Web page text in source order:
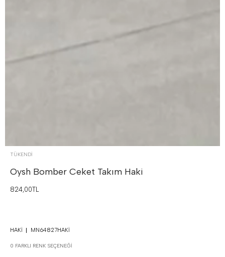
TÜKENDI
Oysh Bomber Ceket Takım Haki
824,00TL
HAKI MN64827HAKI
0 FARKLI RENK SEÇENEĞI